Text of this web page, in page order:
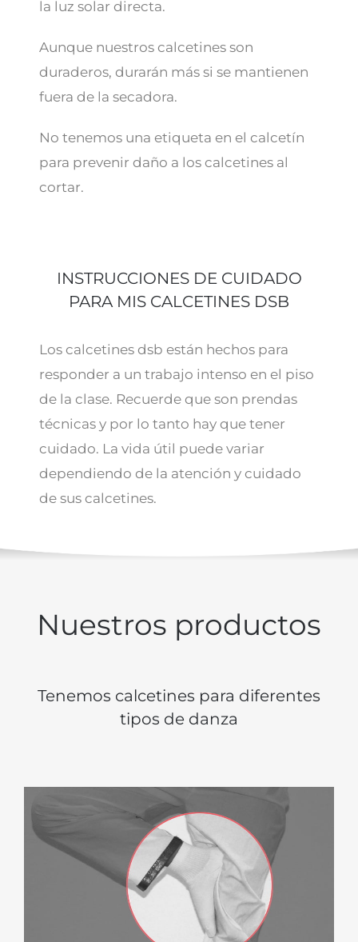
la luz solar directa.
Aunque nuestros calcetines son
duraderos, durarán más si se mantienen
fuera de la secadora.
No tenemos una etiqueta en el calcetín
para prevenir daño a los calcetines al
cortar.
INSTRUCCIONES DE CUIDADO
PARA MIS CALCETINES DSB
Los calcetines dsb están hechos para
responder a un trabajo intenso en el piso
de la clase. Recuerde que son prendas
técnicas y por lo tanto hay que tener
cuidado. La vida útil puede variar
dependiendo de la atención y cuidado
de sus calcetines.
Nuestros productos
Tenemos calcetines para diferentes
tipos de danza